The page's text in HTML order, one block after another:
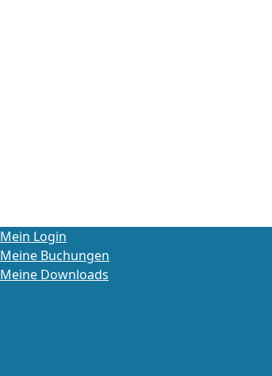
Mein Login
Meine Buchungen
Meine Downloads